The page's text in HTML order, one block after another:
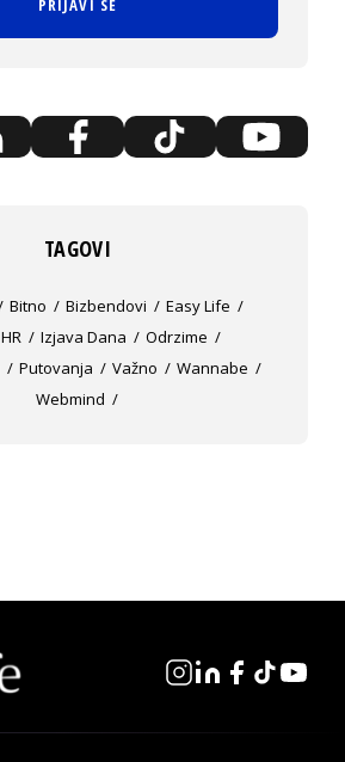
PRIJAVI SE
TAGOVI
Bitno Bizbendovi
Easy Life
HR Izjava Dana
Odrzime
Putovanja Važno
Wannabe
Webmind